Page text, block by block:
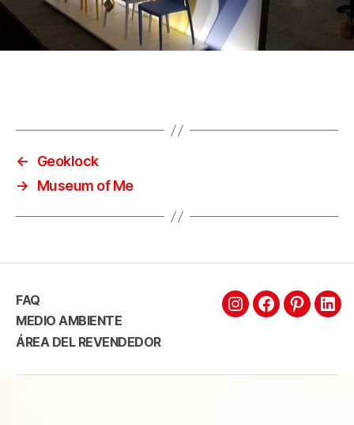
←
Geoklock
→
Museum of Me
FAQ
MEDIO AMBIENTE
ÁREA DEL REVENDEDOR